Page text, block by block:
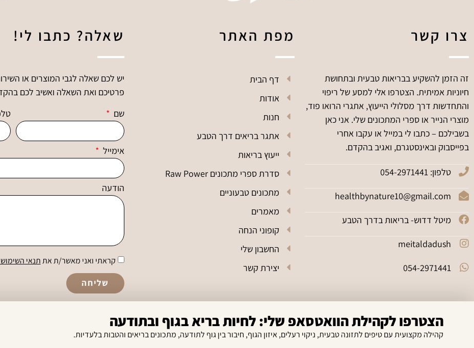
הצטרפו לקהילת הוואטסאפ שלי: לחיות בריא בגוף ובתודעה
קהילה מקצועית עם טיפים לתזונה טבעית, ניקוי רעלים, איזון הגוף, חיבור בין גוף לתודעה, מתכונים בריאים והטבות בלעדיות.
צרו קשר
זה הזמן להשקיע בבריאות טבעית ובתחושת
חיוניות אמיתית. הצטרפו אלי למסע של ריפוי
והתחדשות דרך מסלולי הייעוץ, אתגרי הרואו פוד,
מוצרי הנייר או ספרי המתכונים שלי. אני כאן
בשבילכם – כתבו לי במייל או עקבו אחרי
בפייסבוק ובאינסטגרם, ואגיב בהקדם.
טלפון: 054-2971441
healthbynature10@gmail.com
מיטל דדוש- בריאות בדרך הטבע
meitaldadush
054-2971441
מפת האתר
דף הבית
אודות
חנות
אתגר בריאים דרך הטבע
ייעוץ בריאות
סדרת ספרי מתכונים Raw Power
מתכונים טבעוניים
מאמרים
קופוני הנחה
החשבון שלי
יצירת קשר
שאלה? כתבו לי!
יש לכם שאלה לגבי המוצרים או
פרטיכם ואת השאלה ואשיב לכם
שם
אימייל
הודעה
קראתי ואני מאשר/ת את תנאי
שליחה
2026 © כל הזכויות שמורות למיטל דדוש דרך הטבע תקנון אתר ומדיניות פרטיות